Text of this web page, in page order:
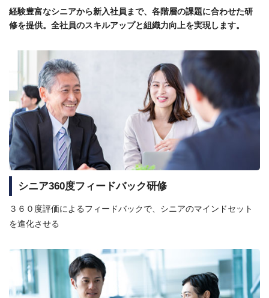
経験豊富なシニアから新入社員まで、各階層の課題に合わせた研
修を提供。全社員のスキルアップと組織力向上を実現します。
シニア360度フィードバック研修
３６０度評価によるフィードバックで、シニアのマインドセット
を進化させる